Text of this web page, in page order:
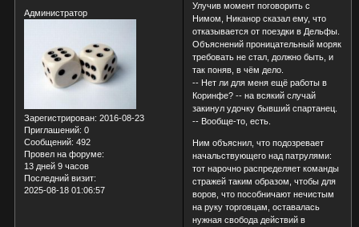
Администратор
Зарегистрирован: 2016-08-23
Приглашений: 0
Сообщений: 492
Провел на форуме:
13 дней 9 часов
Последний визит:
2025-08-18 01:06:57
Улучив момент поговорить с
Нимом, Никанор сказал ему, что
отказывается от поездки в Дельфы.
Объяснений проницательный моряк
требовать не стал, должно быть, и
так поняв, в чём дело.
-- Нет ли для меня ещё работы в
Коринфе? -- на всякий случай
закинул удочку бывший спартанец.
-- Вообще-то, есть.
Ним объяснил, что подозревает
начальствующего над патрулями:
тот нарочно распределяет команды
стражей таким образом, чтобы для
воров, что пособничают нечистым
на руку торговцам, оставалась
нужная свобода действий в